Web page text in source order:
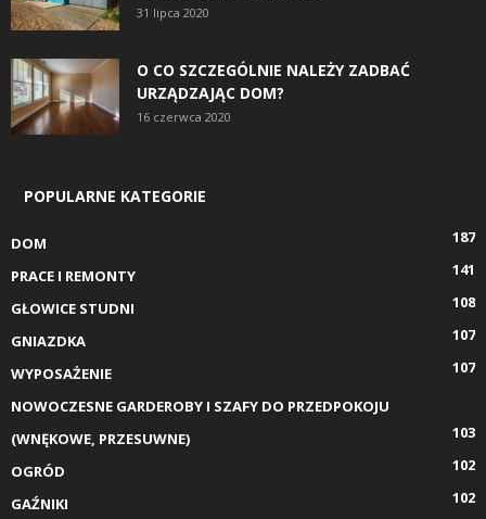
31 lipca 2020
O CO SZCZEGÓLNIE NALEŻY ZADBAĆ
URZĄDZAJĄC DOM?
16 czerwca 2020
POPULARNE KATEGORIE
DOM
187
PRACE I REMONTY
141
GŁOWICE STUDNI
108
GNIAZDKA
107
WYPOSAŻENIE
107
NOWOCZESNE GARDEROBY I SZAFY DO PRZEDPOKOJU
(WNĘKOWE, PRZESUWNE)
103
OGRÓD
102
GAŹNIKI
102